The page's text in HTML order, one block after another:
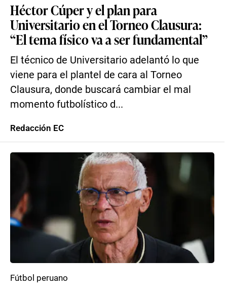
Héctor Cúper y el plan para
Universitario en el Torneo Clausura:
“El tema físico va a ser fundamental”
El técnico de Universitario adelantó lo que
viene para el plantel de cara al Torneo
Clausura, donde buscará cambiar el mal
momento futbolístico d...
Redacción EC
Fútbol peruano